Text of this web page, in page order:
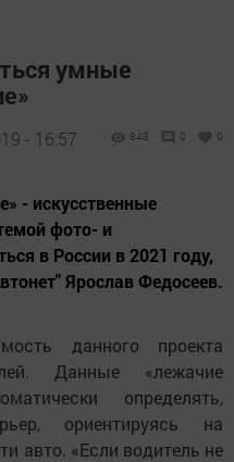
умные
- 16:57 848 0 0
- искусственные
фото- и
в России в 2021 году,
Ярослав Федосеев.
данного проекта
Данные «лежачие
определять,
ориентируясь на
авто. «Если водитель не